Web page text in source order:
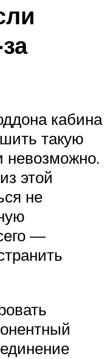
кабина
такую
невозможно.
этой
не
—